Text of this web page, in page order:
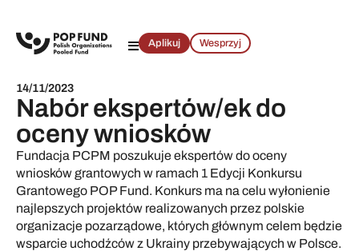
Aplikuj Wesprzyj
14/11/2023
Nabór ekspertów/ek do
oceny wniosków
Fundacja PCPM poszukuje ekspertów do oceny
wniosków grantowych w ramach 1 Edycji Konkursu
Grantowego POP Fund. Konkurs ma na celu wyłonienie
najlepszych projektów realizowanych przez polskie
organizacje pozarządowe, których głównym celem będzie
wsparcie uchodźców z Ukrainy przebywających w Polsce.